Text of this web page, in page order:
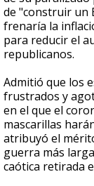
de "construir un
frenaría la
para reducir el
republicanos.
Admitió que los
frustrados y
en el que el
mascarillas
atribuyó el
guerra más
caótica retirada